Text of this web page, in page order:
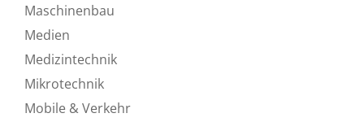
Maschinenbau
Medien
Medizintechnik
Mikrotechnik
Mobile & Verkehr